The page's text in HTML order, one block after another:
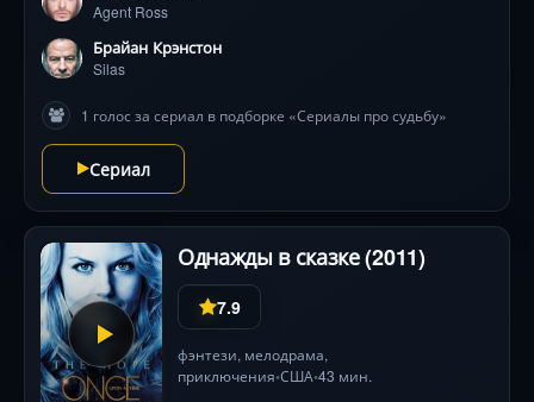
балансирующий между ретрофутуризмом и
киберпанком.
Agent Ross
Брайан Крэнстон
Silas
1 голос за сериал в подборке «Сериалы про судьбу»
Сериал
Однажды в сказке (2011)
7.9
фэнтези, мелодрама,
приключения•США•43 мин.